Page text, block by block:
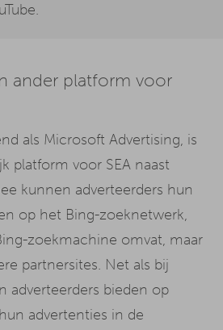
ander platform voor
als Microsoft Advertising, is
platform voor SEA naast
kunnen adverteerders hun
op het Bing-zoeknetwerk,
zoekmachine omvat, maar
partnersites. Net als bij
adverteerders bieden op
advertenties in de